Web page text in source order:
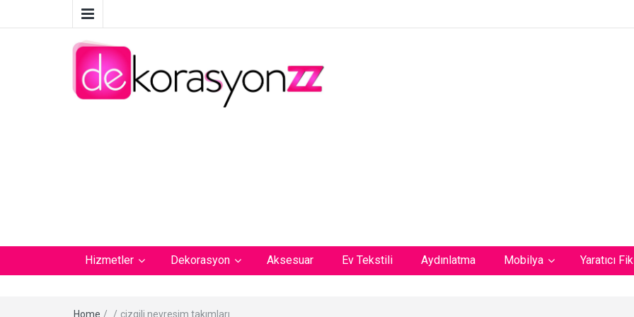
Hizmetler Dekorasyon Aksesuar Ev Tekstili Aydınlatma Mobilya Yaratıcı
Home / / çizgili nevresim takımları